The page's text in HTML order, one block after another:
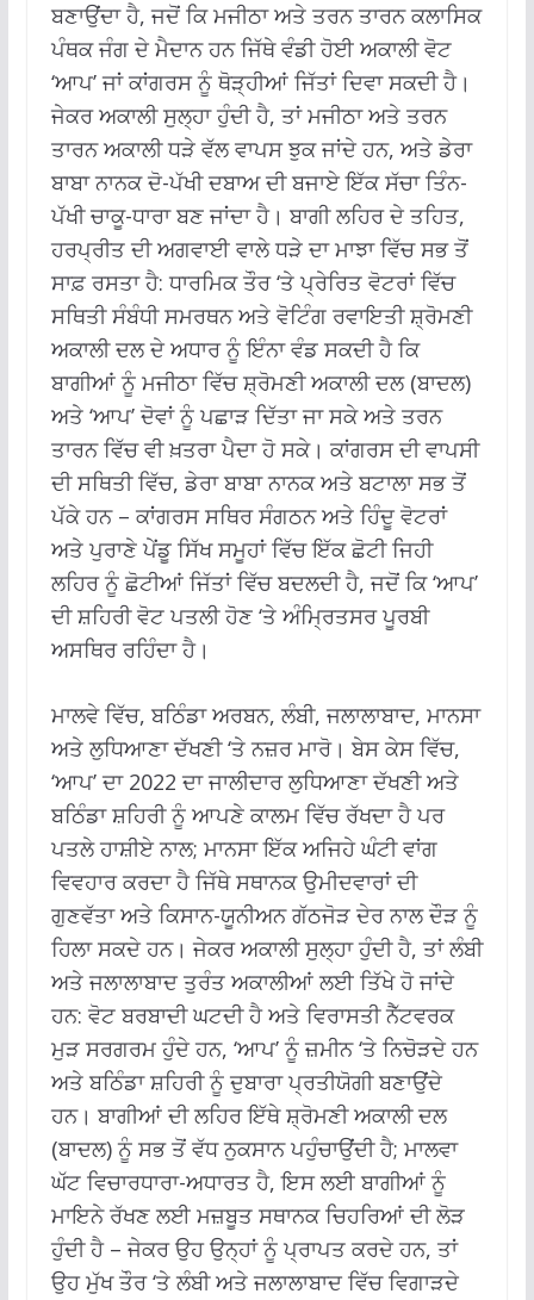
ਬਣਾਉਂਦਾ ਹੈ, ਜਦੋਂ ਕਿ ਮਜੀਠਾ ਅਤੇ ਤਰਨ ਤਾਰਨ ਕਲਾਸਿਕ
ਪੰਥਕ ਜੰਗ ਦੇ ਮੈਦਾਨ ਹਨ ਜਿੱਥੇ ਵੰਡੀ ਹੋਈ ਅਕਾਲੀ ਵੋਟ
‘ਆਪ’ ਜਾਂ ਕਾਂਗਰਸ ਨੂੰ ਥੋੜ੍ਹੀਆਂ ਜਿੱਤਾਂ ਦਿਵਾ ਸਕਦੀ ਹੈ।
ਜੇਕਰ ਅਕਾਲੀ ਸੁਲ੍ਹਾ ਹੁੰਦੀ ਹੈ, ਤਾਂ ਮਜੀਠਾ ਅਤੇ ਤਰਨ
ਤਾਰਨ ਅਕਾਲੀ ਧੜੇ ਵੱਲ ਵਾਪਸ ਝੁਕ ਜਾਂਦੇ ਹਨ, ਅਤੇ ਡੇਰਾ
ਬਾਬਾ ਨਾਨਕ ਦੋ-ਪੱਖੀ ਦਬਾਅ ਦੀ ਬਜਾਏ ਇੱਕ ਸੱਚਾ ਤਿੰਨ-
ਪੱਖੀ ਚਾਕੂ-ਧਾਰਾ ਬਣ ਜਾਂਦਾ ਹੈ। ਬਾਗੀ ਲਹਿਰ ਦੇ ਤਹਿਤ,
ਹਰਪ੍ਰੀਤ ਦੀ ਅਗਵਾਈ ਵਾਲੇ ਧੜੇ ਦਾ ਮਾਝਾ ਵਿੱਚ ਸਭ ਤੋਂ
ਸਾਫ਼ ਰਸਤਾ ਹੈ: ਧਾਰਮਿਕ ਤੌਰ ‘ਤੇ ਪ੍ਰੇਰਿਤ ਵੋਟਰਾਂ ਵਿੱਚ
ਸਥਿਤੀ ਸੰਬੰਧੀ ਸਮਰਥਨ ਅਤੇ ਵੋਟਿੰਗ ਰਵਾਇਤੀ ਸ਼੍ਰੋਮਣੀ
ਅਕਾਲੀ ਦਲ ਦੇ ਅਧਾਰ ਨੂੰ ਇੰਨਾ ਵੰਡ ਸਕਦੀ ਹੈ ਕਿ
ਬਾਗੀਆਂ ਨੂੰ ਮਜੀਠਾ ਵਿੱਚ ਸ਼੍ਰੋਮਣੀ ਅਕਾਲੀ ਦਲ (ਬਾਦਲ)
ਅਤੇ ‘ਆਪ’ ਦੋਵਾਂ ਨੂੰ ਪਛਾੜ ਦਿੱਤਾ ਜਾ ਸਕੇ ਅਤੇ ਤਰਨ
ਤਾਰਨ ਵਿੱਚ ਵੀ ਖ਼ਤਰਾ ਪੈਦਾ ਹੋ ਸਕੇ। ਕਾਂਗਰਸ ਦੀ ਵਾਪਸੀ
ਦੀ ਸਥਿਤੀ ਵਿੱਚ, ਡੇਰਾ ਬਾਬਾ ਨਾਨਕ ਅਤੇ ਬਟਾਲਾ ਸਭ ਤੋਂ
ਪੱਕੇ ਹਨ – ਕਾਂਗਰਸ ਸਥਿਰ ਸੰਗਠਨ ਅਤੇ ਹਿੰਦੂ ਵੋਟਰਾਂ
ਅਤੇ ਪੁਰਾਣੇ ਪੇਂਡੂ ਸਿੱਖ ਸਮੂਹਾਂ ਵਿੱਚ ਇੱਕ ਛੋਟੀ ਜਿਹੀ
ਲਹਿਰ ਨੂੰ ਛੋਟੀਆਂ ਜਿੱਤਾਂ ਵਿੱਚ ਬਦਲਦੀ ਹੈ, ਜਦੋਂ ਕਿ ‘ਆਪ’
ਦੀ ਸ਼ਹਿਰੀ ਵੋਟ ਪਤਲੀ ਹੋਣ ‘ਤੇ ਅੰਮ੍ਰਿਤਸਰ ਪੂਰਬੀ
ਅਸਥਿਰ ਰਹਿੰਦਾ ਹੈ।
ਮਾਲਵੇ ਵਿੱਚ, ਬਠਿੰਡਾ ਅਰਬਨ, ਲੰਬੀ, ਜਲਾਲਾਬਾਦ, ਮਾਨਸਾ
ਅਤੇ ਲੁਧਿਆਣਾ ਦੱਖਣੀ ‘ਤੇ ਨਜ਼ਰ ਮਾਰੋ। ਬੇਸ ਕੇਸ ਵਿੱਚ,
‘ਆਪ’ ਦਾ 2022 ਦਾ ਜਾਲੀਦਾਰ ਲੁਧਿਆਣਾ ਦੱਖਣੀ ਅਤੇ
ਬਠਿੰਡਾ ਸ਼ਹਿਰੀ ਨੂੰ ਆਪਣੇ ਕਾਲਮ ਵਿੱਚ ਰੱਖਦਾ ਹੈ ਪਰ
ਪਤਲੇ ਹਾਸ਼ੀਏ ਨਾਲ; ਮਾਨਸਾ ਇੱਕ ਅਜਿਹੇ ਘੰਟੀ ਵਾਂਗ
ਵਿਵਹਾਰ ਕਰਦਾ ਹੈ ਜਿੱਥੇ ਸਥਾਨਕ ਉਮੀਦਵਾਰਾਂ ਦੀ
ਗੁਣਵੱਤਾ ਅਤੇ ਕਿਸਾਨ-ਯੂਨੀਅਨ ਗੱਠਜੋੜ ਦੇਰ ਨਾਲ ਦੌੜ ਨੂੰ
ਹਿਲਾ ਸਕਦੇ ਹਨ। ਜੇਕਰ ਅਕਾਲੀ ਸੁਲ੍ਹਾ ਹੁੰਦੀ ਹੈ, ਤਾਂ ਲੰਬੀ
ਅਤੇ ਜਲਾਲਾਬਾਦ ਤੁਰੰਤ ਅਕਾਲੀਆਂ ਲਈ ਤਿੱਖੇ ਹੋ ਜਾਂਦੇ
ਹਨ: ਵੋਟ ਬਰਬਾਦੀ ਘਟਦੀ ਹੈ ਅਤੇ ਵਿਰਾਸਤੀ ਨੈੱਟਵਰਕ
ਮੁੜ ਸਰਗਰਮ ਹੁੰਦੇ ਹਨ, ‘ਆਪ’ ਨੂੰ ਜ਼ਮੀਨ ‘ਤੇ ਨਿਚੋੜਦੇ ਹਨ
ਅਤੇ ਬਠਿੰਡਾ ਸ਼ਹਿਰੀ ਨੂੰ ਦੁਬਾਰਾ ਪ੍ਰਤੀਯੋਗੀ ਬਣਾਉਂਦੇ
ਹਨ। ਬਾਗੀਆਂ ਦੀ ਲਹਿਰ ਇੱਥੇ ਸ਼੍ਰੋਮਣੀ ਅਕਾਲੀ ਦਲ
(ਬਾਦਲ) ਨੂੰ ਸਭ ਤੋਂ ਵੱਧ ਨੁਕਸਾਨ ਪਹੁੰਚਾਉਂਦੀ ਹੈ; ਮਾਲਵਾ
ਘੱਟ ਵਿਚਾਰਧਾਰਾ-ਅਧਾਰਤ ਹੈ, ਇਸ ਲਈ ਬਾਗੀਆਂ ਨੂੰ
ਮਾਇਨੇ ਰੱਖਣ ਲਈ ਮਜ਼ਬੂਤ ਸਥਾਨਕ ਚਿਹਰਿਆਂ ਦੀ ਲੋੜ
ਹੁੰਦੀ ਹੈ – ਜੇਕਰ ਉਹ ਉਨ੍ਹਾਂ ਨੂੰ ਪ੍ਰਾਪਤ ਕਰਦੇ ਹਨ, ਤਾਂ
ਉਹ ਮੁੱਖ ਤੌਰ ‘ਤੇ ਲੰਬੀ ਅਤੇ ਜਲਾਲਾਬਾਦ ਵਿੱਚ ਵਿਗਾੜਦੇ